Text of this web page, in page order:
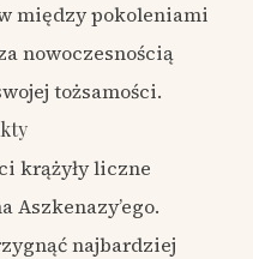
między pokoleniami
nowoczesnością
tożsamości.
krążyły liczne
Aszkenazy’ego.
najbardziej